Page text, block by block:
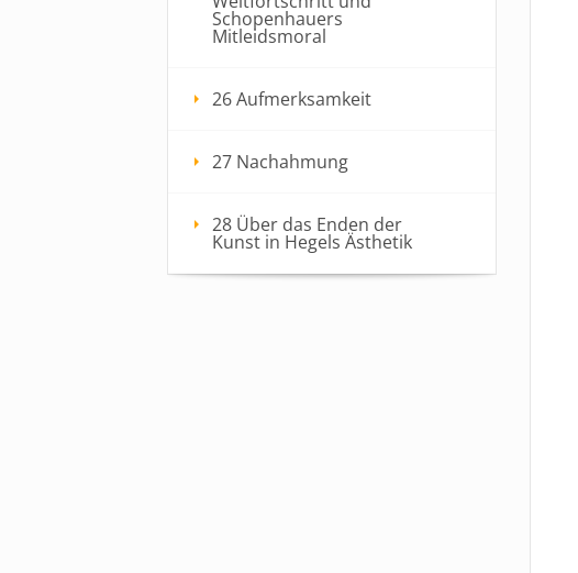
Schopenhauers
Mitleidsmoral
26 Aufmerksamkeit
27 Nachahmung
28 Über das Enden der
Kunst in Hegels Ästhetik